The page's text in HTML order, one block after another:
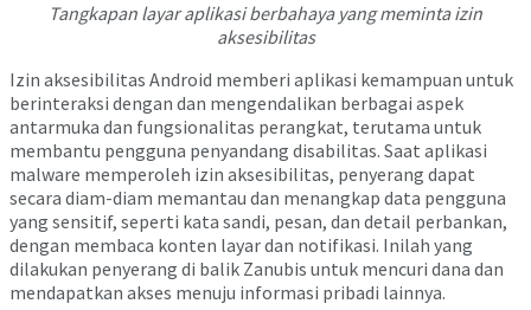
Tangkapan layar aplikasi berbahaya yang meminta izin
aksesibilitas
Izin aksesibilitas Android memberi aplikasi kemampuan untuk
berinteraksi dengan dan mengendalikan berbagai aspek
antarmuka dan fungsionalitas perangkat, terutama untuk
membantu pengguna penyandang disabilitas. Saat aplikasi
malware memperoleh izin aksesibilitas, penyerang dapat
secara diam-diam memantau dan menangkap data pengguna
yang sensitif, seperti kata sandi, pesan, dan detail perbankan,
dengan membaca konten layar dan notifikasi. Inilah yang
dilakukan penyerang di balik Zanubis untuk mencuri dana dan
mendapatkan akses menuju informasi pribadi lainnya.